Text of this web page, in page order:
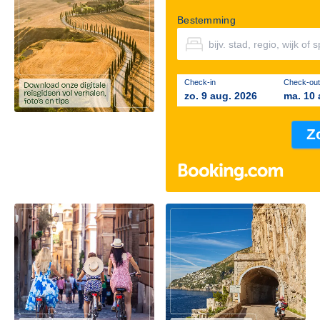
Bestemming
Check-in
zo. 9 aug. 2026
Check-out
ma. 10